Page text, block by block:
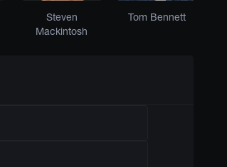
Steven
Mackintosh
Tom Bennett